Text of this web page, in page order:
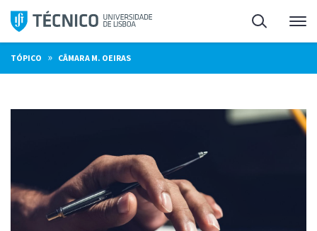
Saltar
para
o
conteúdo
Pesquisa
TÓPICO » CÂMARA M. OEIRAS